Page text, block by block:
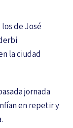
de José
la ciudad
jornada
en repetir y